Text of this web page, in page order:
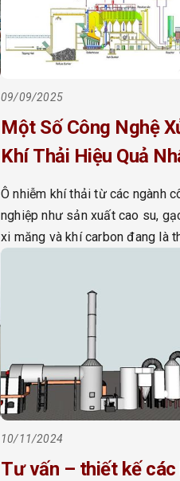
09/09/2025
Một Số Công Nghệ
Khí Thải Hiệu Quả
Trong Công Nghiệp
Ô nhiễm khí thải từ các ngành
nghiệp như sản xuất cao su,
xi măng và khí carbon đang là
thức lớn đối với môi trường và
con người tại Việt Nam. Để đáp
tiêu chuẩn môi trường nghiêm
(QCVN 19:2021/BTNMT) và
10/11/2024
Tư vấn – thiết kế các loại lò